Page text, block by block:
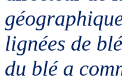
lignées de
du blé a